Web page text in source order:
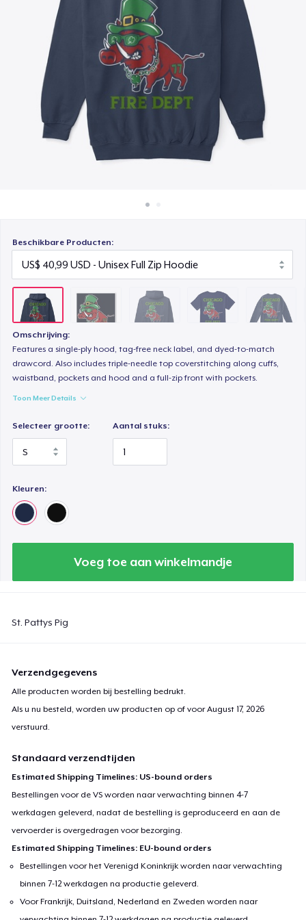
Verkoop overal
Verkoop alles
Beschikbare Producten:
Omschrijving:
Features a single-ply hood, tag-free neck label, and dyed-to-match
drawcord. Also includes triple-needle top coverstitching along cuffs,
waistband, pockets and hood and a full-zip front with pockets.
Toon Meer Details
Selecteer grootte: Aantal stuks:
Kleuren:
Voeg toe aan winkelmandje
St. Pattys Pig
Verzendgegevens
Alle producten worden bij bestelling bedrukt.
Als u nu besteld, worden uw producten op of voorAugust 17, 2026
verstuurd.
Standaard verzendtijden
Estimated Shipping Timelines: US-bound orders
Bestellingen voor de VS worden naar verwachting binnen 4-7
werkdagen geleverd, nadat de bestelling is geproduceerd en aan de
vervoerder is overgedragen voor bezorging.
Estimated Shipping Timelines: EU-bound orders
Bestellingen voor het Verenigd Koninkrijk worden naar verwachting
binnen 7-12 werkdagen na productie geleverd.
Voor Frankrijk, Duitsland, Nederland en Zweden worden naar
Unisex Classic Pullover Hoodie
US$ 35,99
Classic Crew Neck T-Shirt
Unisex Classic Crewneck Sweatshirt
US$ 29,99
US$ 26,99
Next Level 3600 | Premium Ring-Spun Cotton T-Shirt
US$ 24,99